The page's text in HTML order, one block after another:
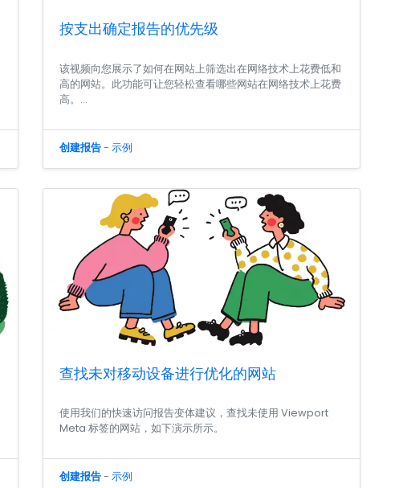
按支出确定报告的优先级
该视频向您展示了如何在网站上筛选出在网络技术上花费低和
高的网站。此功能可让您轻松查看哪些网站在网络技术上花费
高。...
创建报告- 示例
查找未对移动设备进行优化的网站
使用我们的快速访问报告变体建议，查找未使用 Viewport
Meta 标签的网站，如下演示所示。
创建报告- 示例